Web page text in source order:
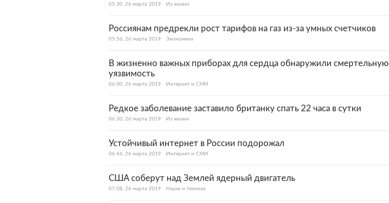
05:30, 26 марта 2019 Из жизни
Россиянам предрекли рост тарифов на газ из-за умных счетчиков
05:56, 26 марта 2019 Экономика
В жизненно важных приборах для сердца обнаружили смертельную
уязвимость
06:00, 26 марта 2019 Интернет и СМИ
Редкое заболевание заставило британку спать 22 часа в сутки
06:30, 26 марта 2019 Из жизни
Устойчивый интернет в России подорожал
06:46, 26 марта 2019 Интернет и СМИ
США соберут над Землей ядерный двигатель
07:08, 26 марта 2019 Наука и техника